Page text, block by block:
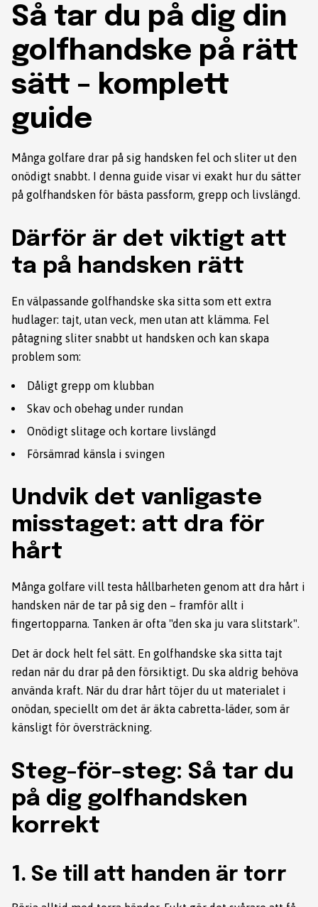
Så tar du på dig din
golfhandske på rätt
sätt – komplett
guide
Många golfare drar på sig handsken fel och sliter ut den
onödigt snabbt. I denna guide visar vi exakt hur du sätter
på golfhandsken för bästa passform, grepp och livslängd.
Därför är det viktigt att
ta på handsken rätt
En välpassande golfhandske ska sitta som ett extra
hudlager: tajt, utan veck, men utan att klämma. Fel
påtagning sliter snabbt ut handsken och kan skapa
problem som:
Dåligt grepp om klubban
Skav och obehag under rundan
Onödigt slitage och kortare livslängd
Försämrad känsla i svingen
Undvik det vanligaste
misstaget: att dra för
hårt
Många golfare vill testa hållbarheten genom att dra hårt i
handsken när de tar på sig den – framför allt i
fingertopparna. Tanken är ofta "den ska ju vara slitstark".
Det är dock helt fel sätt. En golfhandske ska sitta tajt
redan när du drar på den försiktigt. Du ska aldrig behöva
använda kraft. När du drar hårt töjer du ut materialet i
onödan, speciellt om det är äkta cabretta-läder, som är
känsligt för översträckning.
Steg-för-steg: Så tar du
på dig golfhandsken
korrekt
1. Se till att handen är torr